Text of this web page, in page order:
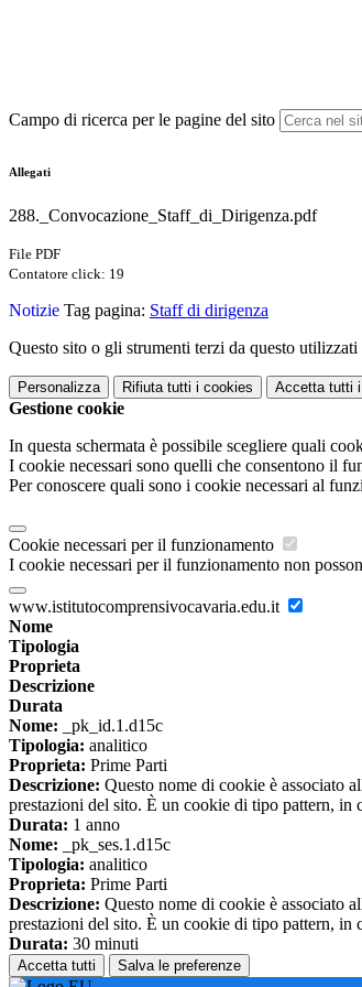
Campo di ricerca per le pagine del sito
Allegati
288._Convocazione_Staff_di_Dirigenza.pdf
File PDF
Contatore click: 19
Notizie Tag pagina: Staff di dirigenza
Questo sito o gli strumenti terzi da questo
Personalizza Rifiuta tutti i cookies Accetta tutti
Gestione cookie
In questa schermata è possibile scegliere quali
I cookie necessari sono quelli che consentono il
Per conoscere quali sono i cookie necessari al
Cookie necessari per il funzionamento
I cookie necessari per il funzionamento non
www.istitutocomprensivocavaria.edu.it
Nome
Tipologia
Proprieta
Descrizione
Durata
Nome: _pk_id.1.d15c
Tipologia: analitico
Proprieta: Prime Parti
Descrizione: Questo nome di cookie è associato
prestazioni del sito. È un cookie di tipo pattern, in
Durata: 1 anno
Nome: _pk_ses.1.d15c
Tipologia: analitico
Proprieta: Prime Parti
Descrizione: Questo nome di cookie è associato
prestazioni del sito. È un cookie di tipo pattern, in
Durata: 30 minuti
Accetta tutti Salva le preferenze